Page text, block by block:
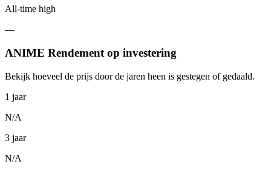
All-time high
—
ANIME Rendement op investering
Bekijk hoeveel de prijs door de jaren heen is gestegen of gedaald.
1 jaar
N/A
3 jaar
N/A